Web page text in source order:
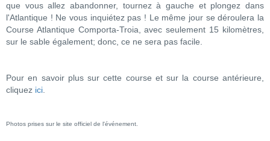
que vous allez abandonner, tournez à gauche et plongez dans
l'Atlantique ! Ne vous inquiétez pas ! Le même jour se déroulera la
Course Atlantique Comporta-Troia, avec seulement 15 kilomètres,
sur le sable également; donc, ce ne sera pas facile.
Pour en savoir plus sur cette course et sur la course antérieure,
cliquez ici.
Photos prises sur le site officiel de l'événement.